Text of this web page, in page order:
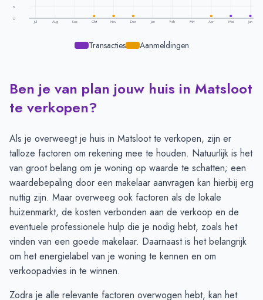
5
0
Jul Aug Sep Okt Nov Dec Jan Feb Mrt Apr Mei Jun
Transacties Aanmeldingen
Transacties en aanmeldingen per maand - Matsloot
Maand
Transacties
Juli
-
Augustus
September
-
-
November
1
December
-
Januari
-
-
Februari
-
-
Maart
-
-
April
-
1
Mei
1
Ben je van plan jouw huis in Matsloot
te verkopen?
Als je overweegt je huis in Matsloot te verkopen, zijn er
talloze factoren om rekening mee te houden. Natuurlijk is het
van groot belang om je woning op waarde te schatten; een
waardebepaling door een makelaar aanvragen kan hierbij erg
nuttig zijn. Maar overweeg ook factoren als de lokale
huizenmarkt, de kosten verbonden aan de verkoop en de
eventuele professionele hulp die je nodig hebt, zoals het
vinden van een goede makelaar. Daarnaast is het belangrijk
om hetenergielabel van je woning te kennen en om
verkoopadvies in te winnen.
Zodra je alle relevante factoren overwogen hebt, kan het